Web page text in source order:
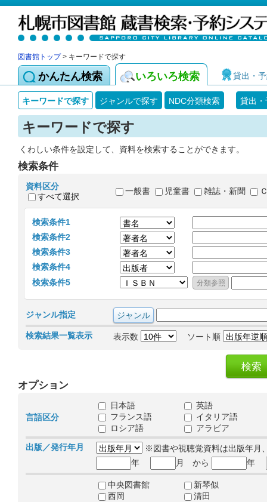
図書館トップ> キーワードで探す
かんたん検索 いろいろ検索 貸出・
キーワードで探す ジャンルで探す NDC分類検索 貸出
キーワードで探す
くわしい条件を設定して、資料を検索することができます。
検索条件
資料区分
すべて選択
一般書 児童書 雑誌・新聞
検索条件1
検索条件2
検索条件3
検索条件4
検索条件5
ジャンル指定
検索結果一覧表示 表示数 ソート順
オプション
言語区分
日本語
英語
フランス語
イタリア語
ロシア語
アラビア
出版／発行年月
※図書や視聴覚資料は出版年月
年
月 から 年
中央図書館
新琴似
西岡
清田